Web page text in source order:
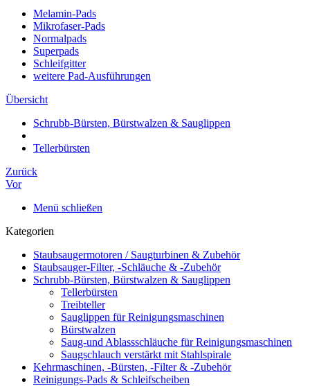
Melamin-Pads
Mikrofaser-Pads
Normalpads
Superpads
Schleifgitter
weitere Pad-Ausführungen
Übersicht
Schrubb-Bürsten, Bürstwalzen & Sauglippen
Tellerbürsten
Zurück
Vor
Menü schließen
Kategorien
Staubsaugermotoren / Saugturbinen & Zubehör
Staubsauger-Filter, -Schläuche & -Zubehör
Schrubb-Bürsten, Bürstwalzen & Sauglippen
Tellerbürsten
Treibteller
Sauglippen für Reinigungsmaschinen
Bürstwalzen
Saug-und Ablassschläuche für Reinigungsmaschinen
Saugschlauch verstärkt mit Stahlspirale
Kehrmaschinen, -Bürsten, -Filter & -Zubehör
Reinigungs-Pads & Schleifscheiben